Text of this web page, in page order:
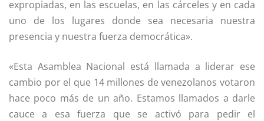
expropiadas, en las escuelas, en las cárceles y en cada
uno de los lugares donde sea necesaria nuestra
presencia y nuestra fuerza democrática».
«Esta Asamblea Nacional está llamada a liderar ese
cambio por el que 14 millones de venezolanos votaron
hace poco más de un año. Estamos llamados a darle
cauce a esa fuerza que se activó para pedir el